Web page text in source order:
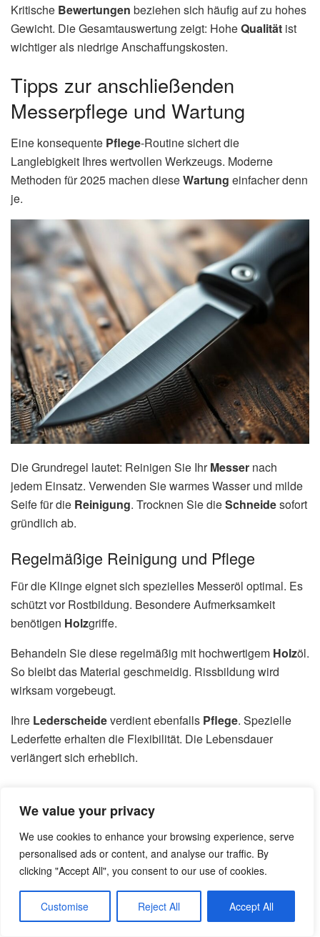
We value your privacy
We use cookies to enhance your browsing experience, serve
personalised ads or content, and analyse our traffic. By
clicking "Accept All", you consent to our use of cookies.
Customise Reject All Accept All
Kritische Bewertungen beziehen sich häufig auf zu hohes
Gewicht. Die Gesamtauswertung zeigt: HoheQualität ist
wichtiger als niedrige Anschaffungskosten.
Tipps zur anschließenden
Messerpflege und Wartung
Eine konsequente Pflege-Routine sichert die
Langlebigkeit Ihres wertvollen Werkzeugs. Moderne
Methoden für 2025 machen dieseWartung einfacher denn
je.
Die Grundregel lautet: Reinigen Sie IhrMesser nach
jedem Einsatz. Verwenden Sie warmes Wasser und milde
Seife für die Reinigung. Trocknen Sie dieSchneidesofort
gründlich ab.
Regelmäßige Reinigung und Pflege
Für die Klinge eignet sich spezielles Messeröl optimal. Es
schützt vor Rostbildung. Besondere Aufmerksamkeit
benötigen Holzgriffe.
Behandeln Sie diese regelmäßig mit hochwertigem Holzöl.
So bleibt das Material geschmeidig. Rissbildung wird
wirksam vorgebeugt.
Ihre Lederscheideverdient ebenfalls Pflege. Spezielle
Lederfette erhalten die Flexibilität. Die Lebensdauer
verlängert sich erheblich.
Damaststahl können Sie mit Spezialpolituren behandeln.
Das Muster tritt deutlicher hervor. Gleichzeitig schützen Sie
die Oberfläche.
Bewahren Sie Ihr Werkzeug stets trocken in der
Lederscheideauf. Vermeiden Sie feuchte Umgebungen.
Direkter Metallkontakt schadet derSchneide.